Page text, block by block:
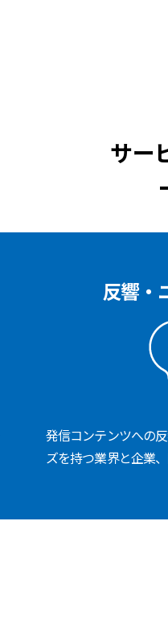
サー
反響・
発信コンテンツへの
ズを持つ業界と企業